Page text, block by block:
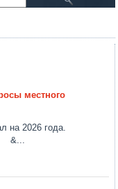
местного
на 2026 года.
&...